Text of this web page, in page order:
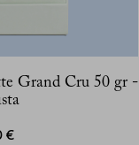
Grand Cru 50 gr -
€